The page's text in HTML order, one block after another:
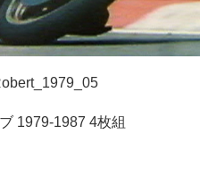
1979-1987 4枚組